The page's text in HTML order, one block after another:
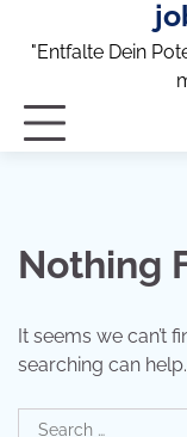
"Entfalte Dein
Nothing
It seems we can’t
searching can help.
Search